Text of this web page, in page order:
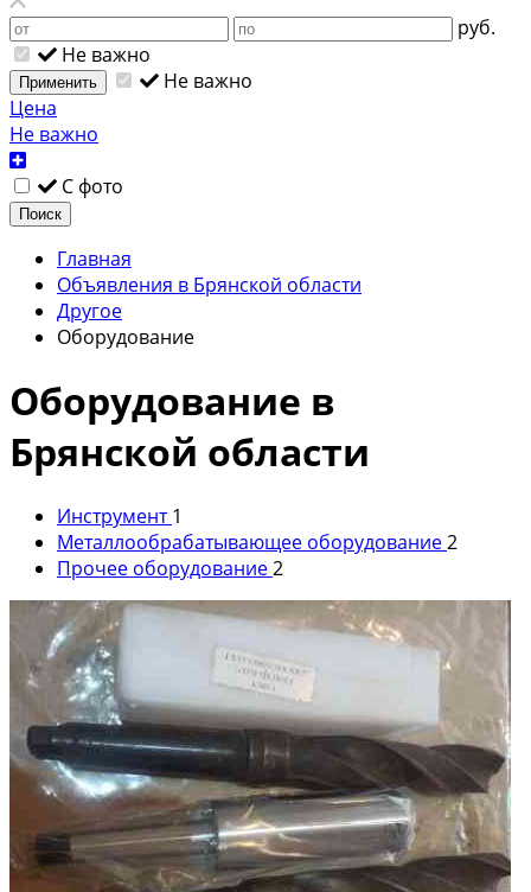
руб.
Не важно
Применить
Не важно
Цена
Не важно
С фото
Поиск
Главная
Объявления в Брянской области
Другое
Оборудование
Оборудование в
Брянской области
Инструмент 1
Металлообрабатывающее оборудование2
Прочее оборудование2